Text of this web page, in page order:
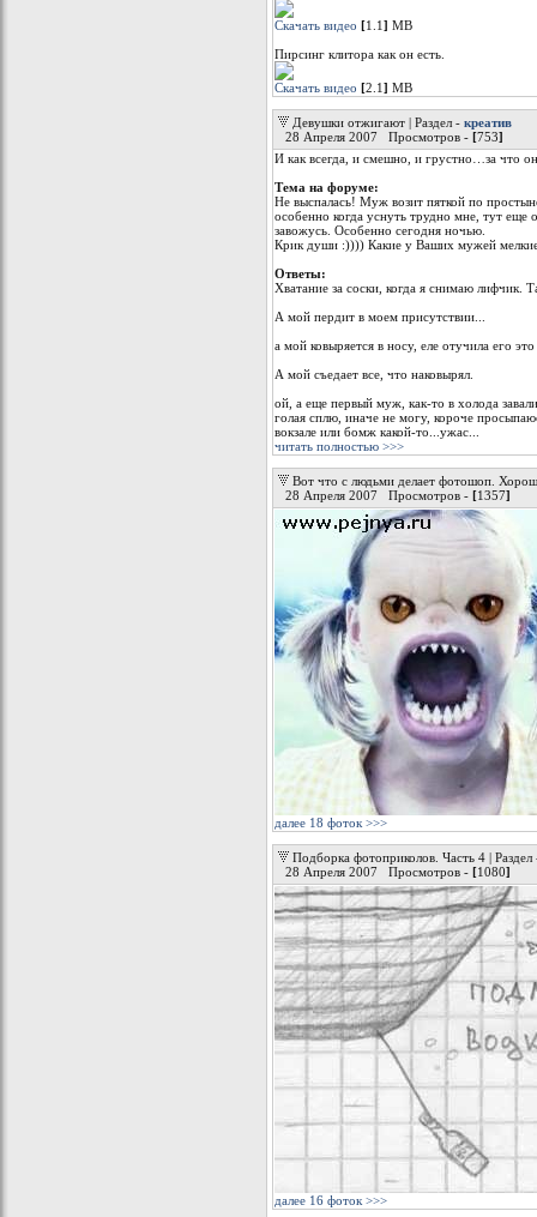
Скачать видео [1.1] МB
Пирсинг клитора как он есть.
Скачать видео [2.1] МB
Девушки отжигают | Раздел - креатив
28 Апреля 2007 Просмотров - [753]
И как всегда, и смешно, и грустно…за что
Тема на форуме:
Не выспалась! Муж возит пяткой по
особенно когда уснуть трудно мне, тут
завожусь. Особенно сегодня ночью.
Крик души :)))) Какие у Ваших мужей мелкие
Ответы:
Хватание за соски, когда я снимаю лифчик.
А мой пердит в моем присутствии...
а мой ковыряется в носу, еле отучила его
А мой съедает все, что наковырял.
ой, а еще первый муж, как-то в холода
голая сплю, иначе не могу, короче
вокзале или бомж какой-то...ужас...
читать полностью >>>
Вот что с людьми делает фотошоп.
28 Апреля 2007 Просмотров - [1357]
далее 18 фоток >>>
Подборка фотоприколов. Часть 4 |
28 Апреля 2007 Просмотров - [1080]
далее 16 фоток >>>